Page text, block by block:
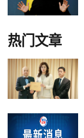
热门文章